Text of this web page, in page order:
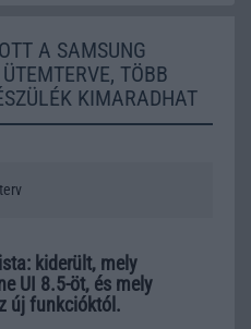
A SAMSUNG
TÖBB
KIMARADHAT
kiderült, mely
UI 8.5-öt, és mely
új funkcióktól.